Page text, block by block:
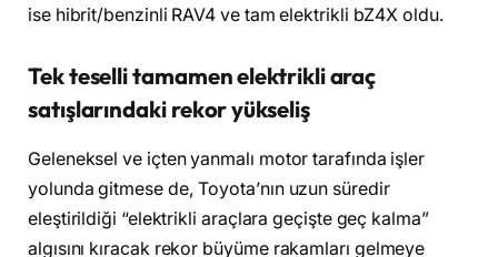
ise hibrit/benzinli RAV4 ve tam elektrikli bZ4X oldu.
Tek teselli tamamen elektrikli araç
satışlarındaki rekor yükseliş
Geleneksel ve içten yanmalı motor tarafında işler
yolunda gitmese de, Toyota’nın uzun süredir
eleştirildiği “elektrikli araçlara geçişte geç kalma”
algısını kıracak rekor büyüme rakamları gelmeye